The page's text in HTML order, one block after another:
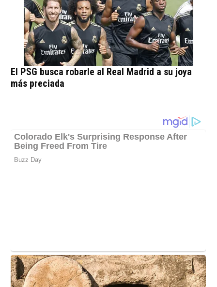
El PSG busca robarle al Real Madrid a su joya
más preciada